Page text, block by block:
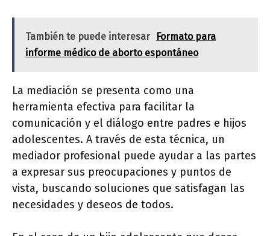
También te puede interesar
Formato para
informe médico de aborto espontáneo
La mediación se presenta como una
herramienta efectiva para facilitar la
comunicación y el diálogo entre padres e hijos
adolescentes. A través de esta técnica, un
mediador profesional puede ayudar a las partes
a expresar sus preocupaciones y puntos de
vista, buscando soluciones que satisfagan las
necesidades y deseos de todos.